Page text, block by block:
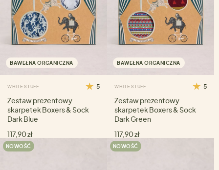
BAWEŁNA ORGANICZNA
WHITE STUFF 5
Zestaw prezentowy
skarpetek Boxers & Sock
Dark Blue
117,90 zł
BAWEŁNA ORGANICZNA
WHITE STUFF 5
Zestaw prezentowy
skarpetek Boxers & Sock
Dark Green
117,90 zł
NOWOŚĆ NOWOŚĆ